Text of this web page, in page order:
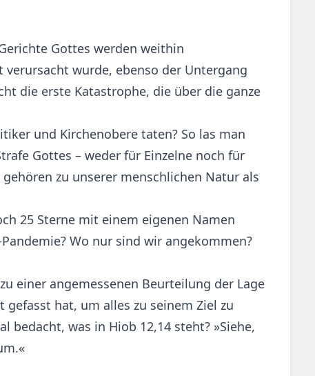
Gottes werden weithin
wurde, ebenso der Untergang
die erste Katastrophe, die über die ganze
und Kirchenobere taten? So las man
Gottes – weder für Einzelne noch für
zu unserer menschlichen Natur als
25 Sterne mit einem eigenen Namen
Wo nur sind wir angekommen?
einer angemessenen Beurteilung der Lage
hat, um alles zu seinem Ziel zu
bedacht, was in Hiob 12,14 steht? »Siehe,